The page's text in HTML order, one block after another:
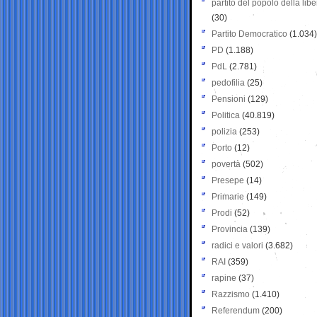
partito del popolo della
(30)
Partito Democratico (1.034)
PD (1.188)
PdL (2.781)
pedofilia (25)
Pensioni (129)
Politica (40.819)
polizia (253)
Porto (12)
povertà (502)
Presepe (14)
Primarie (149)
Prodi (52)
Provincia (139)
radici e valori (3.682)
RAI (359)
rapine (37)
Razzismo (1.410)
Referendum (200)